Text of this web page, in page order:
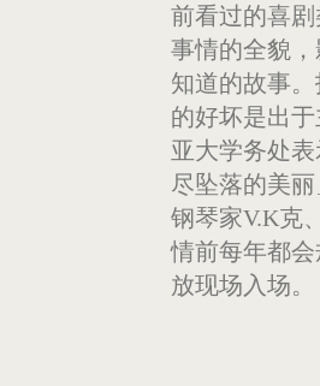
前看过的喜
事情的全貌
知道的故事
的好坏是出
亚大学务处
尽坠落的美
钢琴家V.K克
情前每年都
放现场入场。